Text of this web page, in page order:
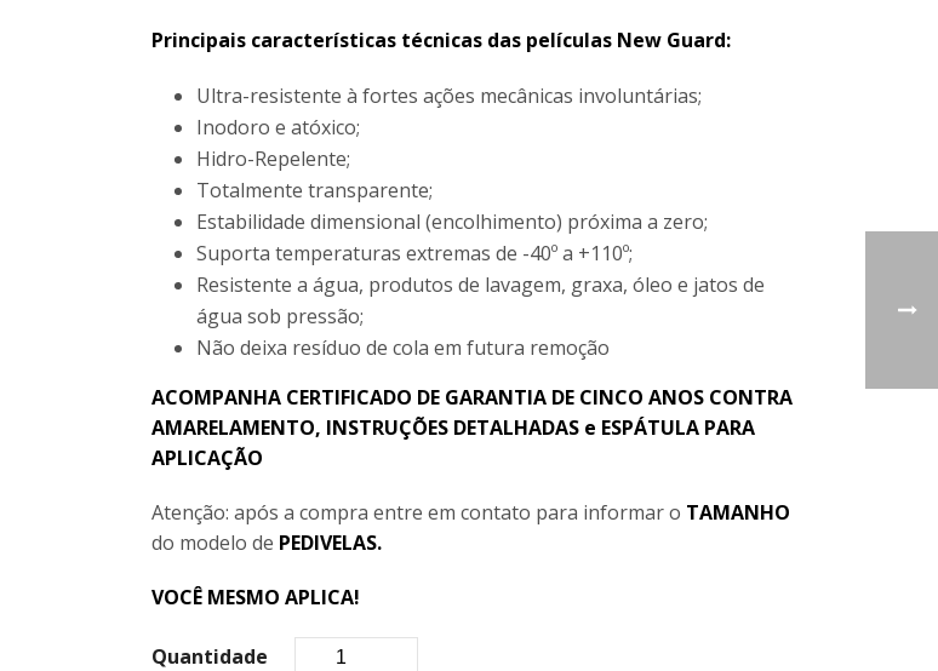
Principais características técnicas das películas New Guard:
Ultra-resistente à fortes ações mecânicas involuntárias;
Inodoro e atóxico;
Hidro-Repelente;
Totalmente transparente;
Estabilidade dimensional (encolhimento) próxima a zero;
Suporta temperaturas extremas de -40º a +110º;
Resistente a água, produtos de lavagem, graxa, óleo e jatos de
água sob pressão;
Não deixa resíduo de cola em futura remoção
ACOMPANHA CERTIFICADO DE GARANTIA DE CINCO ANOS CONTRA
AMARELAMENTO, INSTRUÇÕES DETALHADAS e ESPÁTULA PARA
APLICAÇÃO
Atenção: após a compra entre em contato para informar o TAMANHO
do modelo de PEDIVELAS.
VOCÊ MESMO APLICA!
Quantidade